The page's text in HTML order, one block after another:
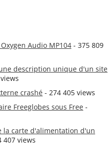
Audio MP104 - 375 809
description unique d'un site
crashé - 274 405 views
Freeglobes sous Free -
la carte d'alimentation d'un
407 views